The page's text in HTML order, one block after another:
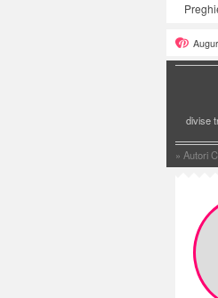
divise
» Autori C